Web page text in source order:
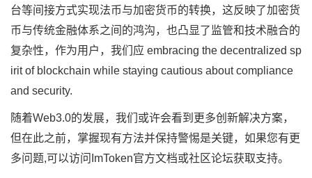
台等间接方式实现法币与加密货币的转换，这反映了加密货
币与传统金融体系之间的鸿沟，也凸显了监管和技术融合的
复杂性，作为用户，我们应 embracing the decentralized sp
irit of blockchain while staying cautious about compliance
and security.
随着Web3.0的发展，我们或许会看到更多创新解决方案，
但在此之前，掌握现有方法并保持警惕是关键，如果您有更
多问题,可以访问ImToken官方文档或社区论坛获取支持。